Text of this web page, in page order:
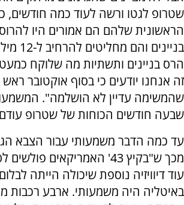
שטרופ לגטו ורשה לעוד כמה חודשים,
הרס בניינים ותשתיות מה שלוקח
זה אנחנו יודעים כי בסוף אוקטובר
שהמשימה עדיין לא הושלמה".
שבעה חודשים הכוחות של שטרופ
עד כמה הדבר משמעותי עבור הצבא
מכך ש"בקיץ 43' האמריקאים
עוד דיוויזיה נוספת שיכולה הייתה
באיטליה היה משמעותי. ארבע רכבות